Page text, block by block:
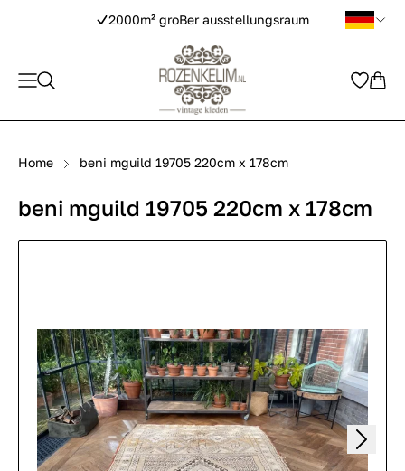
2000m² groBer ausstellungsraum
Home beni mguild 19705 220cm x 178cm
beni mguild 19705 220cm x 178cm